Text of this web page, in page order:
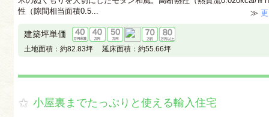
性（隙間相当面積0.5...
≫
建築坪単価
土地面積： 約82.83坪 延床面積： 約55.66坪
小屋裏までたっぷりと使える輸入住宅